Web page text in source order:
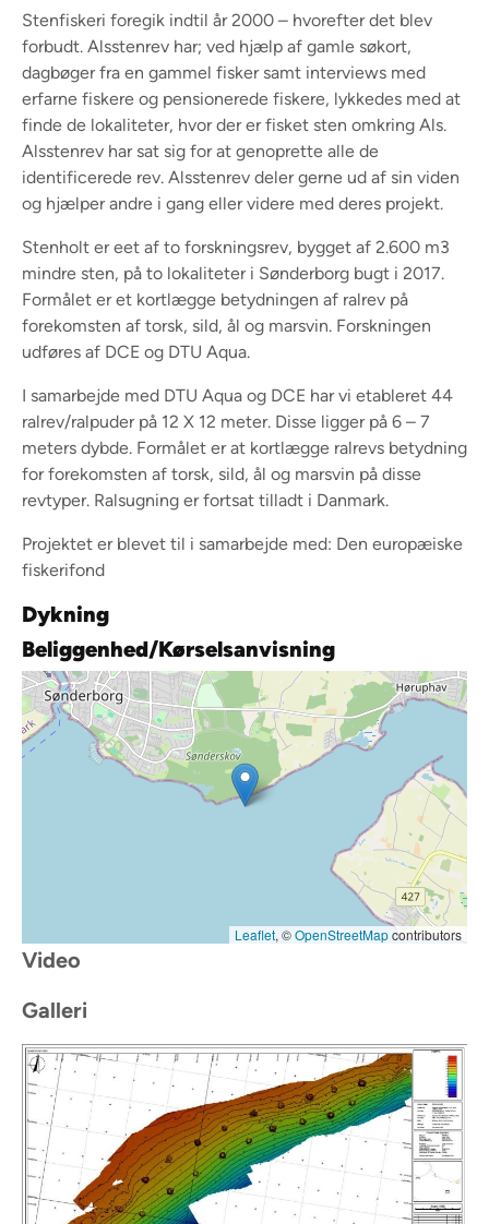
Stenfiskeri foregik indtil år 2000 – hvorefter det blev
forbudt. Alsstenrev har; ved hjælp af gamle søkort,
dagbøger fra en gammel fisker samt interviews med
erfarne fiskere og pensionerede fiskere, lykkedes med at
finde de lokaliteter, hvor der er fisket sten omkring Als.
Alsstenrev har sat sig for at genoprette alle de
identificerede rev. Alsstenrev deler gerne ud af sin viden
og hjælper andre i gang eller videre med deres projekt.
Stenholt er eet af to forskningsrev, bygget af 2.600 m3
mindre sten, på to lokaliteter i Sønderborg bugt i 2017.
Formålet er et kortlægge betydningen af ralrev på
forekomsten af torsk, sild, ål og marsvin. Forskningen
udføres af DCE og DTU Aqua.
I samarbejde med DTU Aqua og DCE har vi etableret 44
ralrev/ralpuder på 12 X 12 meter. Disse ligger på 6 – 7
meters dybde. Formålet er at kortlægge ralrevs betydning
for forekomsten af torsk, sild, ål og marsvin på disse
revtyper. Ralsugning er fortsat tilladt i Danmark.
Projektet er blevet til i samarbejde med: Den europæiske
fiskerifond
Dykning
Beliggenhed/Kørselsanvisning
Leaflet, ©OpenStreetMapcontributors
Video
Galleri